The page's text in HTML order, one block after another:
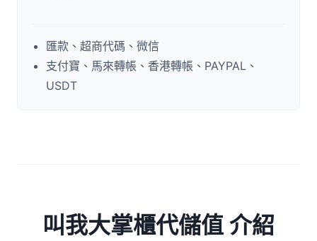
匯款、超商代碼、微信
支付寶、馬來轉帳、香港轉帳、PAYPAL、
USDT
叫我大掌櫃代儲值 介紹